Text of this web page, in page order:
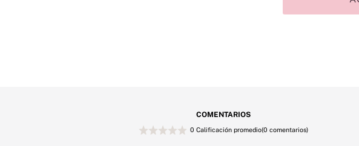
COMENTARIOS
0 Calificación promedio(0 comentarios)